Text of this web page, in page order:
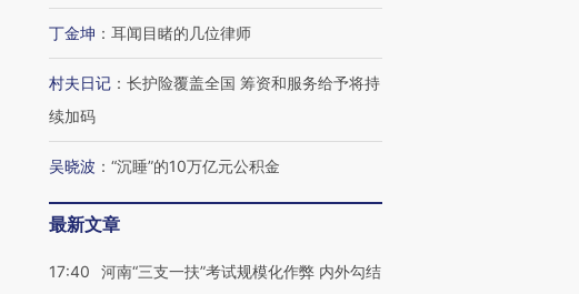
丁金坤 ： 耳闻目睹的几位律师
村夫日记 ： 长护险覆盖全国 筹资和服务给予将持
续加码
吴晓波 ： “沉睡”的10万亿元公积金
最新文章
17:40
河南“三支一扶”考试规模化作弊 内外勾结